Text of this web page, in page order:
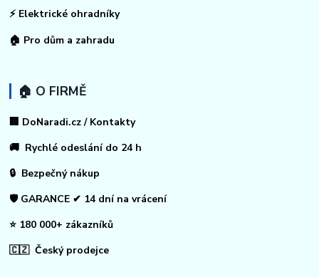
⚡ Elektrické ohradníky
🏠 Pro dům a zahradu
🏠 O FIRMĚ
🏢 DoNaradi.cz / Kontakty
🚚 Rychlé odeslání do 24 h
🔒 Bezpečný nákup
🛡️ GARANCE ✔ 14 dní na vrácení
⭐ 180 000+ zákazníků
🇨🇿 Český prodejce